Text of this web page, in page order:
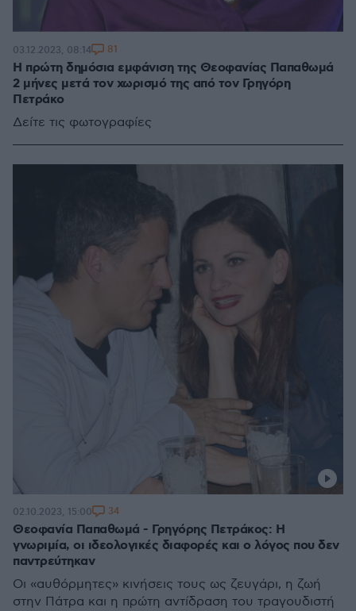
Η πρώτη δημόσια εμφάνιση της Θεοφανίας Παπαθωμά
2 μήνες μετά τον χωρισμό της από τον Γρηγόρη
Πετράκο
Δείτε τις φωτογραφίες
03.12.2023, 08:14 81
Θεοφανία Παπαθωμά - Γρηγόρης Πετράκος: Η
γνωριμία, οι ιδεολογικές διαφορές και ο λόγος που δεν
παντρεύτηκαν
Οι «αυθόρμητες» κινήσεις τους ως ζευγάρι, η ζωή
στην Πάτρα και η πρώτη αντίδραση του τραγουδιστή
02.10.2023, 15:00 34